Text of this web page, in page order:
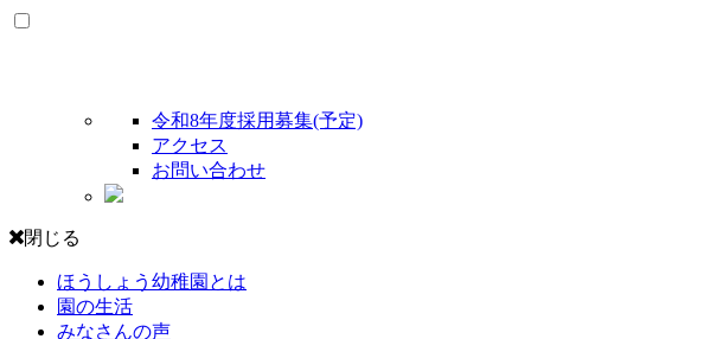
令和8年度採用募集(予定)
アクセス
お問い合わせ
閉じる
ほうしょう幼稚園とは
園の生活
みなさんの声